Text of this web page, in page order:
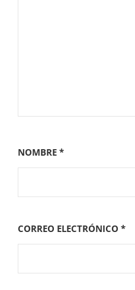
NOMBRE *
CORREO ELECTRÓNICO *